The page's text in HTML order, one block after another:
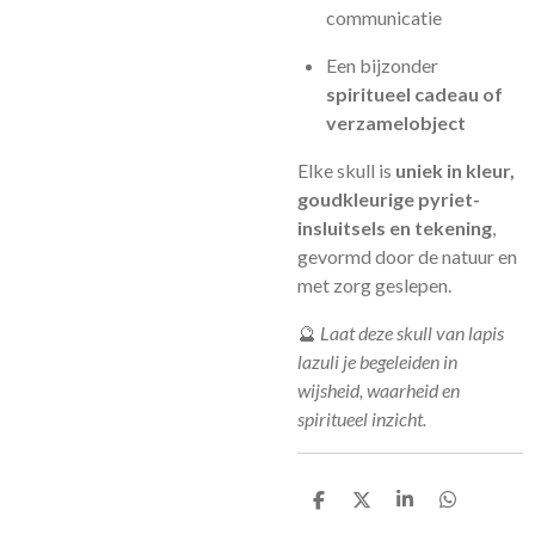
communicatie
Een bijzonder
spiritueel cadeau of
verzamelobject
Elke skull is uniek in kleur,
goudkleurige pyriet-
insluitsels en tekening,
gevormd door de natuur en
met zorg geslepen.
🔮 Laat deze skull van lapis
lazuli je begeleiden in
wijsheid, waarheid en
spiritueel inzicht.
D
D
S
D